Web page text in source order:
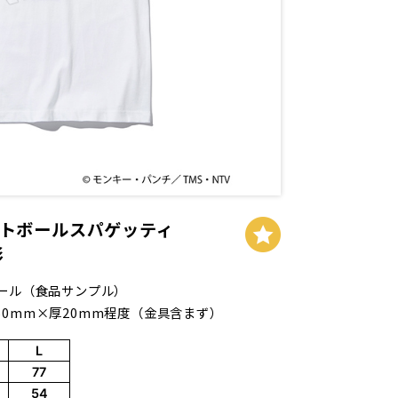
ボールスパゲッティ
（食品サンプル）
厚20mm程度（金具含まず）
L
77
54